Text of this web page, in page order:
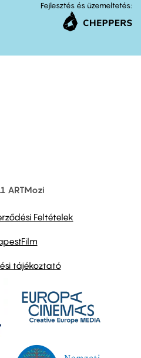
Fejlesztés és üzemeltetés:
ARTMozi
Feltételek
tájékoztató